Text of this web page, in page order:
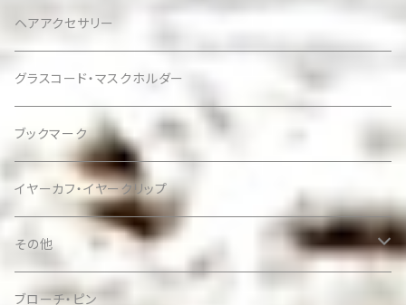
ヘアアクセサリー
グラスコード・マスクホルダー
ブックマーク
イヤーカフ・イヤークリップ
その他
ケース
ブローチ・ピン